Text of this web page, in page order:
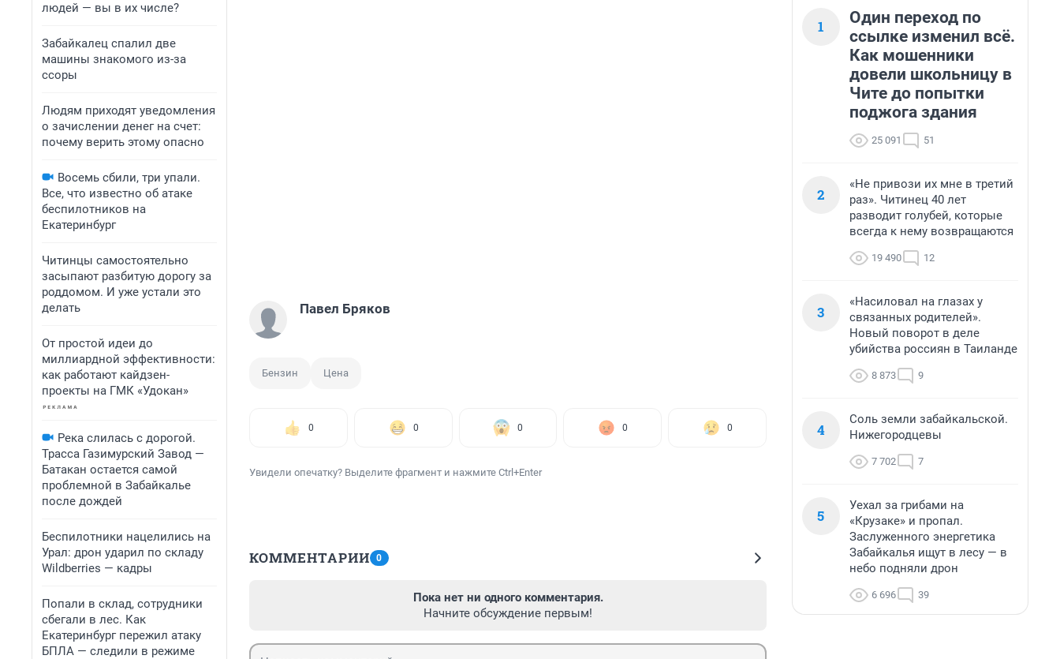
людей — вы в их числе?
Забайкалец спалил две
машины знакомого из-за
ссоры
Людям приходят уведомления
о зачислении денег на счет:
почему верить этому опасно
Восемь сбили, три упали.
Все, что известно об атаке
беспилотников на
Екатеринбург
Читинцы самостоятельно
засыпают разбитую дорогу за
роддомом. И уже устали это
делать
От простой идеи до
миллиардной эффективности:
как работают кайдзен-
проекты на ГМК «Удокан»
Река слилась с дорогой.
Трасса Газимурский Завод —
Батакан остается самой
проблемной в Забайкалье
после дождей
Беспилотники нацелились на
Урал: дрон ударил по складу
Wildberries — кадры
Попали в склад, сотрудники
сбегали в лес. Как
Екатеринбург пережил атаку
БПЛА — следили в режиме
Павел Бряков
Бензин Цена
0 0 0 0 0
Увидели опечатку? Выделите фрагмент и нажмите Ctrl+Enter
КОММЕНТАРИИ 0
Пока нет ни одного комментария.
Начните обсуждение первым!
1
Один переход по
ссылке изменил всё.
Как мошенники
довели школьницу в
Чите до попытки
поджога здания
25 091 51
2
«Не привози их мне в третий
раз». Читинец 40 лет
разводит голубей, которые
всегда к нему возвращаются
19 490 12
3
«Насиловал на глазах у
связанных родителей».
Новый поворот в деле
убийства россиян в Таиланде
8 873 9
4
Соль земли забайкальской.
Нижегородцевы
7 702 7
5
Уехал за грибами на
«Крузаке» и пропал.
Заслуженного энергетика
Забайкалья ищут в лесу — в
небо подняли дрон
6 696 39